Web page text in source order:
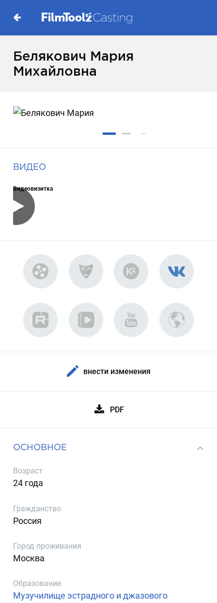
Белякович Мария
Михайловна
ВИДЕО
Видеовизитка
внести изменения
PDF
ОСНОВНОЕ
Возраст
24 года
Гражданство
Россия
Город проживания
Москва
Образование
Музучилище эстрадного и джазового